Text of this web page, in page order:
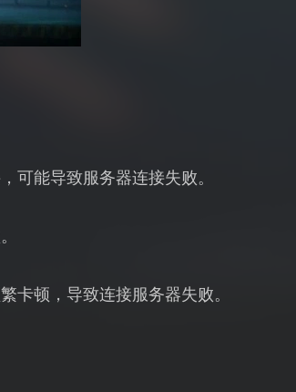
可能导致服务器连接失败。
卡顿，导致连接服务器失败。